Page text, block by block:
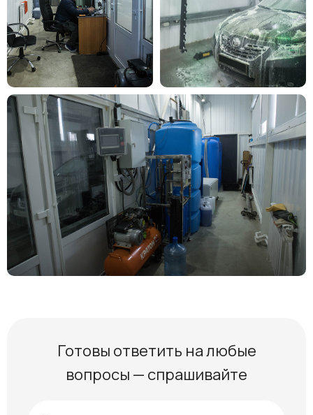
Готовы ответить на любые
вопросы — спрашивайте